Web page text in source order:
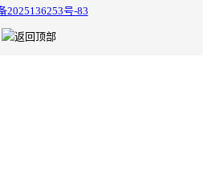
2025136253号-83